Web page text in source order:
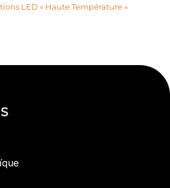
LED « Haute Température »